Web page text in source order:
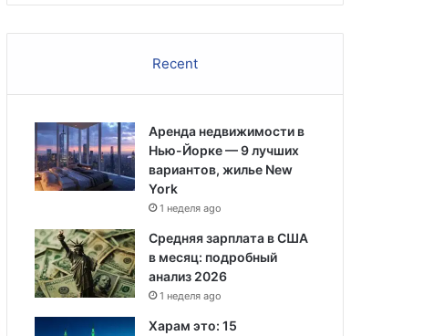
Recent
Аренда недвижимости в
Нью-Йорке — 9 лучших
вариантов, жилье New
York
1 неделя ago
Средняя зарплата в США
в месяц: подробный
анализ 2026
1 неделя ago
Харам это: 15